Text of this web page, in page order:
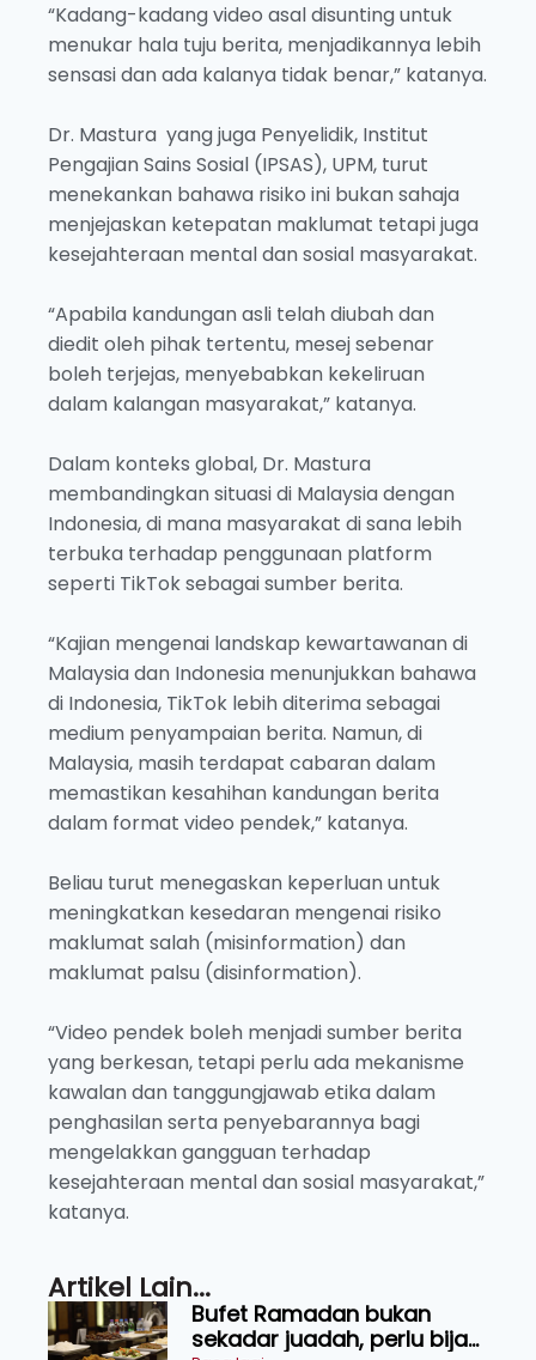
“Kadang-kadang video asal disunting untuk
menukar hala tuju berita, menjadikannya lebih
sensasi dan ada kalanya tidak benar,” katanya.
Dr. Mastura yang juga Penyelidik, Institut
Pengajian Sains Sosial (IPSAS), UPM, turut
menekankan bahawa risiko ini bukan sahaja
menjejaskan ketepatan maklumat tetapi juga
kesejahteraan mental dan sosial masyarakat.
“Apabila kandungan asli telah diubah dan
diedit oleh pihak tertentu, mesej sebenar
boleh terjejas, menyebabkan kekeliruan
dalam kalangan masyarakat,” katanya.
Dalam konteks global, Dr. Mastura
membandingkan situasi di Malaysia dengan
Indonesia, di mana masyarakat di sana lebih
terbuka terhadap penggunaan platform
seperti TikTok sebagai sumber berita.
“Kajian mengenai landskap kewartawanan di
Malaysia dan Indonesia menunjukkan bahawa
di Indonesia, TikTok lebih diterima sebagai
medium penyampaian berita. Namun, di
Malaysia, masih terdapat cabaran dalam
memastikan kesahihan kandungan berita
dalam format video pendek,” katanya.
Beliau turut menegaskan keperluan untuk
meningkatkan kesedaran mengenai risiko
maklumat salah (misinformation) dan
maklumat palsu (disinformation).
“Video pendek boleh menjadi sumber berita
yang berkesan, tetapi perlu ada mekanisme
kawalan dan tanggungjawab etika dalam
penghasilan serta penyebarannya bagi
mengelakkan gangguan terhadap
kesejahteraan mental dan sosial masyarakat,”
katanya.
Artikel Lain...
Bufet Ramadan bukan
sekadar juadah, perlu bijak